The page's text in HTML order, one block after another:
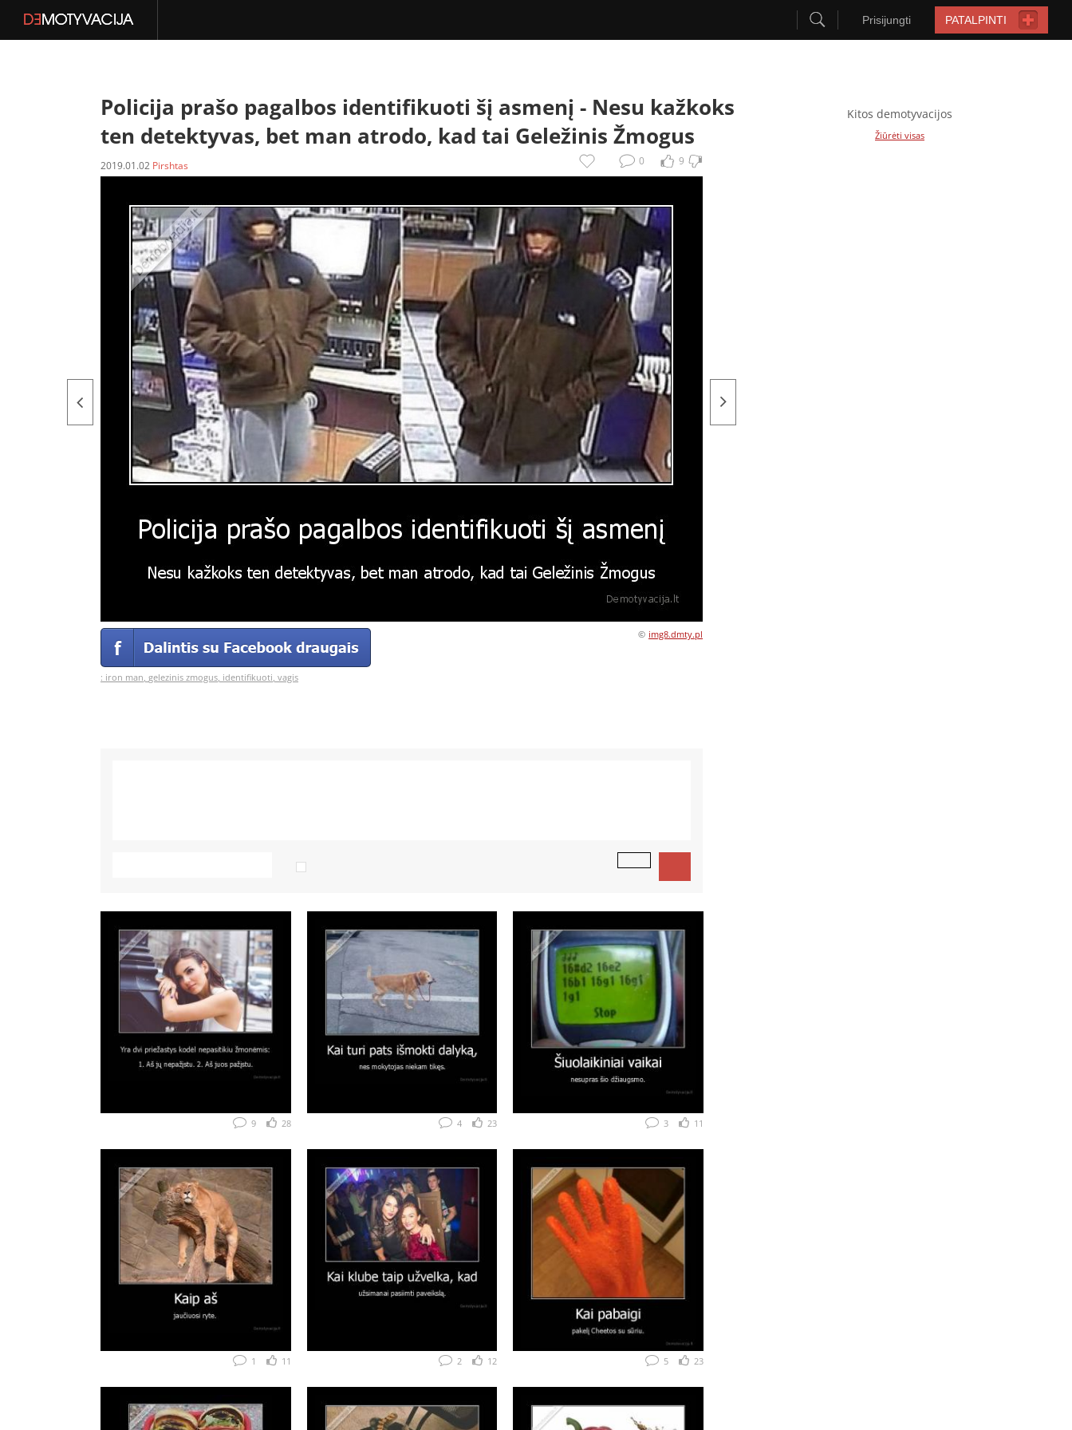
PATALPINTI
Prisijungti
Policija prašo pagalbos identifikuoti šį asmenį - Nesu kažkoks
ten detektyvas, bet man atrodo, kad tai Geležinis Žmogus
2019.01.02 Pirshtas 9
0
© img8.dmty.pl
: iron man, gelezinis zmogus, identifikuoti, vagis
9 28 4 23 3 11
1 11 2 12 5 23
Kitos demotyvacijos
Žiūrėti visas